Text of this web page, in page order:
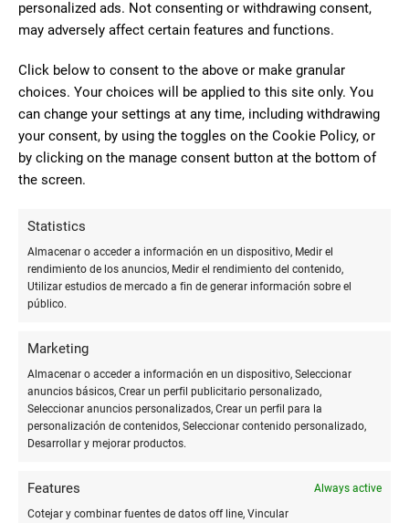
personalized ads. Not consenting or withdrawing consent,
may adversely affect certain features and functions.
Click below to consent to the above or make granular
choices. Your choices will be applied to this site only. You
can change your settings at any time, including withdrawing
your consent, by using the toggles on the Cookie Policy, or
by clicking on the manage consent button at the bottom of
the screen.
Statistics
Almacenar o acceder a información en un dispositivo, Medir el
rendimiento de los anuncios, Medir el rendimiento del contenido,
Utilizar estudios de mercado a fin de generar información sobre el
público.
Marketing
Almacenar o acceder a información en un dispositivo, Seleccionar
anuncios básicos, Crear un perfil publicitario personalizado,
Seleccionar anuncios personalizados, Crear un perfil para la
personalización de contenidos, Seleccionar contenido personalizado,
Desarrollar y mejorar productos.
Features
Always active
Cotejar y combinar fuentes de datos off line, Vincular
Bolígrafos con Tinta de Color para Notas
Vivas
Cuadernos con Tapa de Tela para un Toque
Elegante